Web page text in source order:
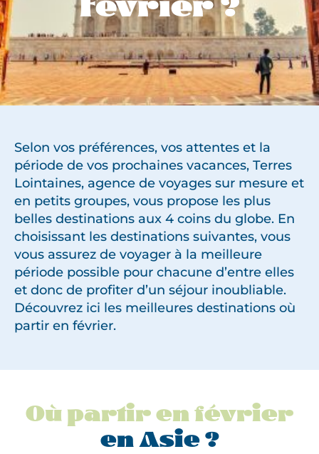
Février ?
Selon vos préférences, vos attentes et la
période de vos prochaines vacances, Terres
Lointaines, agence de voyages sur mesure et
en petits groupes, vous propose les plus
belles destinations aux 4 coins du globe. En
choisissant les destinations suivantes, vous
vous assurez de voyager à la meilleure
période possible pour chacune d’entre elles
et donc de profiter d’un séjour inoubliable.
Découvrez ici les meilleures destinations où
partir en février.
Où partir en février
en Asie ?